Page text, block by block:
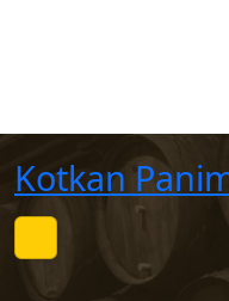
Kotkan